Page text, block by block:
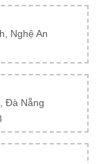
Nghệ An
Đà Nẵng